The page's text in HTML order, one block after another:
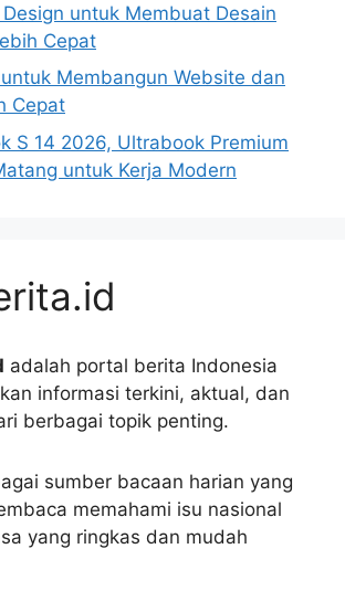
untuk Membuat Desain
Cepat
Membangun Website dan
Cepat
S 14 2026, Ultrabook Premium
untuk Kerja Modern
adalah portal berita Indonesia
informasi terkini, aktual, dan
berbagai topik penting.
sumber bacaan harian yang
memahami isu nasional
yang ringkas dan mudah